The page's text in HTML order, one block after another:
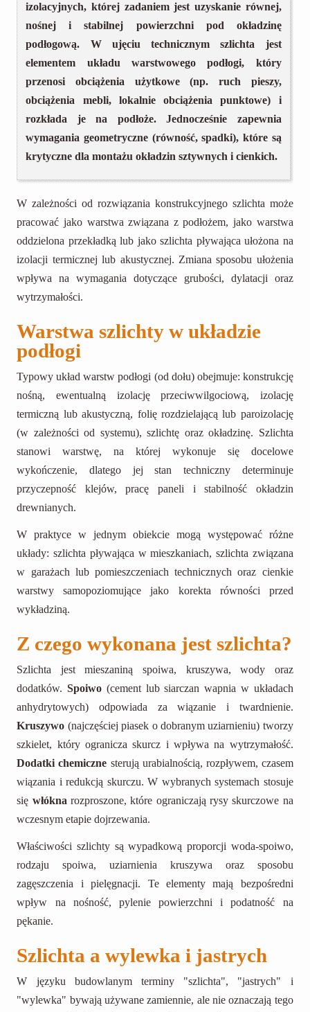
izolacyjnych, której zadaniem jest uzyskanie równej,
nośnej i stabilnej powierzchni pod okładzinę
podłogową. W ujęciu technicznym szlichta jest
elementem układu warstwowego podłogi, który
przenosi obciążenia użytkowe (np. ruch pieszy,
obciążenia mebli, lokalnie obciążenia punktowe) i
rozkłada je na podłoże. Jednocześnie zapewnia
wymagania geometryczne (równość, spadki), które są
krytyczne dla montażu okładzin sztywnych i cienkich.
W zależności od rozwiązania konstrukcyjnego szlichta może
pracować jako warstwa związana z podłożem, jako warstwa
oddzielona przekładką lub jako szlichta pływająca ułożona na
izolacji termicznej lub akustycznej. Zmiana sposobu ułożenia
wpływa na wymagania dotyczące grubości, dylatacji oraz
wytrzymałości.
Warstwa szlichty w układzie
podłogi
Typowy układ warstw podłogi (od dołu) obejmuje: konstrukcję
nośną, ewentualną izolację przeciwwilgociową, izolację
termiczną lub akustyczną, folię rozdzielającą lub paroizolację
(w zależności od systemu), szlichtę oraz okładzinę. Szlichta
stanowi warstwę, na której wykonuje się docelowe
wykończenie, dlatego jej stan techniczny determinuje
przyczepność klejów, pracę paneli i stabilność okładzin
drewnianych.
W praktyce w jednym obiekcie mogą występować różne
układy: szlichta pływająca w mieszkaniach, szlichta związana
w garażach lub pomieszczeniach technicznych oraz cienkie
warstwy samopoziomujące jako korekta równości przed
wykładziną.
Z czego wykonana jest szlichta?
Szlichta jest mieszaniną spoiwa, kruszywa, wody oraz
dodatków.Spoiwo (cement lub siarczan wapnia w układach
anhydrytowych) odpowiada za wiązanie i twardnienie.
Kruszywo (najczęściej piasek o dobranym uziarnieniu) tworzy
szkielet, który ogranicza skurcz i wpływa na wytrzymałość.
Dodatki chemiczne sterują urabialnością, rozpływem, czasem
wiązania i redukcją skurczu. W wybranych systemach stosuje
się włókna rozproszone, które ograniczają rysy skurczowe na
wczesnym etapie dojrzewania.
Właściwości szlichty są wypadkową proporcji woda-spoiwo,
rodzaju spoiwa, uziarnienia kruszywa oraz sposobu
zagęszczenia i pielęgnacji. Te elementy mają bezpośredni
wpływ na nośność, pylenie powierzchni i podatność na
pękanie.
Szlichta a wylewka i jastrych
W języku budowlanym terminy "szlichta", "jastrych" i
"wylewka" bywają używane zamiennie, ale nie oznaczają tego